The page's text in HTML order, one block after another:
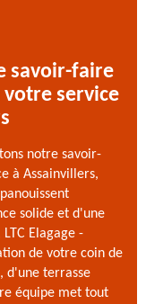
savoir-faire
service
notre savoir-
à Assainvillers,
solide et d'une
Elagage -
de votre coin de
d'une terrasse
équipe met tout